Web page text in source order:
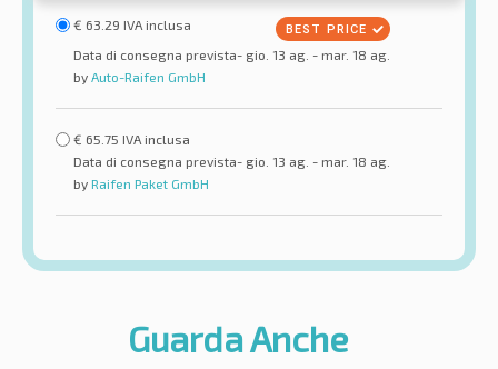
€ 63.29 IVA inclusa
Data di consegna prevista- gio. 13 ag. - mar. 18 ag.
by Auto-Raifen GmbH
€ 65.75 IVA inclusa
Data di consegna prevista- gio. 13 ag. - mar. 18 ag.
by Raifen Paket GmbH
Guarda Anche